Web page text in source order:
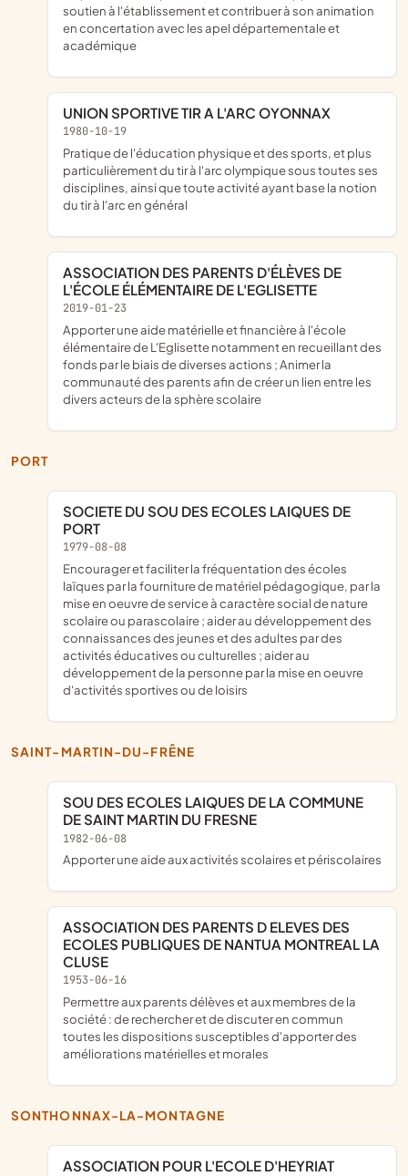
soutien à l'établissement et contribuer à son animation
en concertation avec les apel départementale et
académique
UNION SPORTIVE TIR A L'ARC OYONNAX
1980-10-19
pratique de l'éducation physique et des sports, et plus
particulièrement du tir à l'arc olympique sous toutes ses
disciplines, ainsi que toute activité ayant base la notion
du tir à l'arc en général
ASSOCIATION DES PARENTS D'ÉLÈVES DE
L'ÉCOLE ÉLÉMENTAIRE DE L'EGLISETTE
2019-01-23
apporter une aide matérielle et financière à l'école
élémentaire de L'Eglisette notamment en recueillant des
fonds par le biais de diverses actions ; Animer la
communauté des parents afin de créer un lien entre les
divers acteurs de la sphère scolaire
PORT
SOCIETE DU SOU DES ECOLES LAIQUES DE
PORT
1979-08-08
encourager et faciliter la fréquentation des écoles
laïques par la fourniture de matériel pédagogique, par la
mise en oeuvre de service à caractère social de nature
scolaire ou parascolaire ; aider au développement des
connaissances des jeunes et des adultes par des
activités éducatives ou culturelles ; aider au
développement de la personne par la mise en oeuvre
d'activités sportives ou de loisirs
SAINT-MARTIN-DU-FRÊNE
SOU DES ECOLES LAIQUES DE LA COMMUNE
DE SAINT MARTIN DU FRESNE
1982-06-08
apporter une aide aux activités scolaires et périscolaires
ASSOCIATION DES PARENTS D ELEVES DES
ECOLES PUBLIQUES DE NANTUA MONTREAL LA
CLUSE
1953-06-16
permettre aux parents délèves et aux membres de la
société : de rechercher et de discuter en commun
toutes les dispositions susceptibles d'apporter des
améliorations matérielles et morales
SONTHONNAX-LA-MONTAGNE
ASSOCIATION POUR L'ECOLE D'HEYRIAT